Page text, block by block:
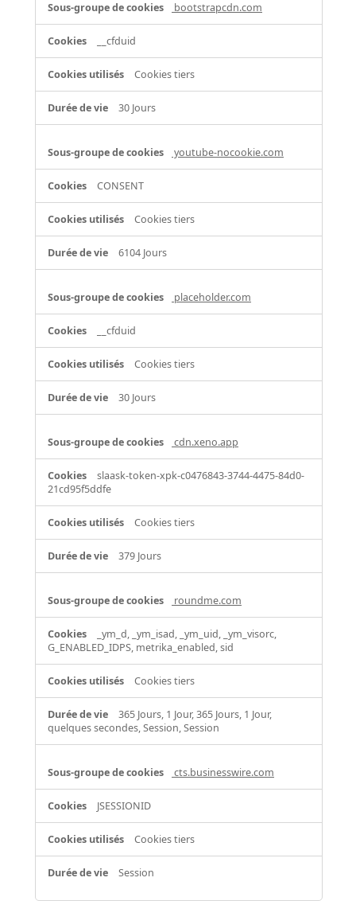
bootstrapcdn.com
__cfduid
Cookies tiers
30 Jours
youtube-nocookie.com
CONSENT
Cookies tiers
6104 Jours
placeholder.com
__cfduid
Cookies tiers
30 Jours
cdn.xeno.app
slaask-token-xpk-c0476843-3744-4475-84d0-
21cd95f5ddfe
Cookies tiers
379 Jours
roundme.com
_ym_d, _ym_isad, _ym_uid, _ym_visorc,
G_ENABLED_IDPS, metrika_enabled, sid
Cookies tiers
365 Jours, 1 Jour, 365 Jours, 1 Jour,
quelques secondes, Session, Session
cts.businesswire.com
JSESSIONID
Cookies tiers
Session